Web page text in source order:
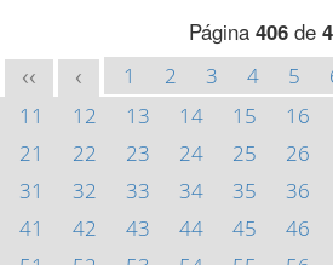
Página 406de
<< < 1 2 3 4 5
11
12 13 14 15 16
21
22 23 24 25 26
31
32 33 34 35 36
41
42 43 44 45 46